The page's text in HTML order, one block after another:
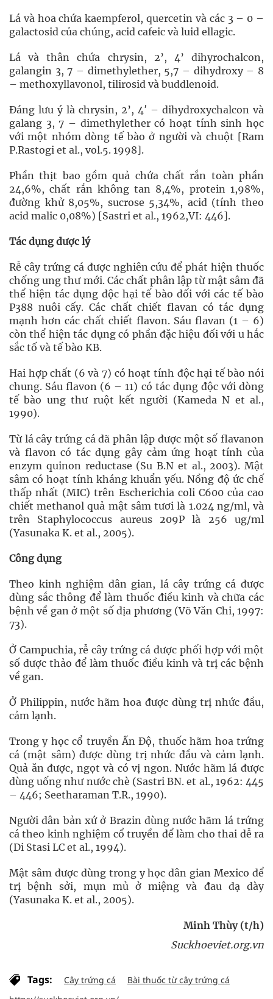
Lá và hoa chứa kaempferol, quercetin và các 3 – 0 –
galactosid của chúng, acid cafeic và luid ellagic.
Lá và thân chứa chrysin, 2’, 4’ dihyrochalcon,
galangin 3, 7 – dimethylether, 5,7 – dihydroxy – 8
– methoxyllavonol, tilirosid và buddlenoid.
Đáng lưu ý là chrysin, 2’, 4′ – dihydroxychalcon và
galang 3, 7 – dimethylether có hoạt tính sinh học
với một nhóm dòng tế bào ở người và chuột [Ram
P.Rastogi et al., vol.5. 1998].
Phần thịt bao gồm quả chứa chất rắn toàn phần
24,6%, chất rắn không tan 8,4%, protein 1,98%,
đường khử 8,05%, sucrose 5,34%, acid (tính theo
acid malic 0,08%) [Sastri et al., 1962,VI: 446].
Tác dụng dược lý
Rễ cây trứng cá được nghiên cứu để phát hiện thuốc
chống ung thư mới. Các chất phân lập từ mật sâm đã
thể hiện tác dụng độc hại tế bào đối với các tế bào
P388 nuôi cấy. Các chất chiết flavan có tác dụng
mạnh hơn các chất chiết flavon. Sáu flavan (1 – 6)
còn thể hiện tác dụng có phần đặc hiệu đối với u hắc
sắc tố và tế bào KB.
Hai hợp chất (6 và 7) có hoạt tính độc hại tế bào nói
chung. Sáu flavon (6 – 11) có tác dụng độc với dòng
tế bào ung thư ruột kết người (Kameda N et al.,
1990).
Từ lá cây trứng cá đã phân lập được một số flavanon
và flavon có tác dụng gây cảm ứng hoạt tính của
enzym quinon reductase (Su B.N et al., 2003). Mật
sâm có hoạt tính kháng khuẩn yếu. Nồng độ ức chế
thấp nhất (MIC) trên Escherichia coli C600 của cao
chiết methanol quả mật sâm tươi là 1.024 ng/ml, và
trên Staphylococcus aureus 209P là 256 ug/ml
(Yasunaka K. et al., 2005).
Công dụng
Theo kinh nghiệm dân gian, lá cây trứng cá được
dùng sắc thông để làm thuốc điều kinh và chữa các
bệnh về gan ở một số địa phương (Võ Văn Chi, 1997:
73).
Ở Campuchia, rễ cây trứng cá được phối hợp với một
số dược thảo để làm thuốc điều kinh và trị các bệnh
về gan.
Ở Philippin, nước hãm hoa được dùng trị nhức đầu,
cảm lạnh.
Trong y học cổ truyền Ấn Độ, thuốc hãm hoa trứng
cá (mật sâm) được dùng trị nhức đầu và cảm lạnh.
Quả ăn được, ngọt và có vị ngon. Nước hãm lá được
dùng uống như nước chè (Sastri BN. et al., 1962: 445
– 446; Seetharaman T.R., 1990).
Người dân bản xứ ở Brazin dùng nước hãm lá trứng
cá theo kinh nghiệm cổ truyền để làm cho thai dễ ra
(Di Stasi LC et al., 1994).
Mật sâm được dùng trong y học dân gian Mexico để
trị bệnh sởi, mụn mủ ở miệng và đau dạ dày
(Yasunaka K. et al., 2005).
Minh Thùy (t/h)
Suckhoeviet.org.vn
Tags: Cây trứng cá
Bài thuốc từ cây trứng cá